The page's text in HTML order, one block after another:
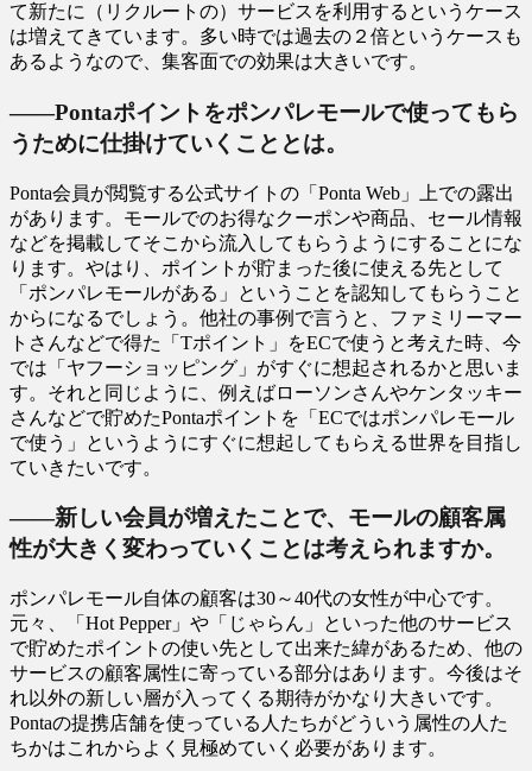
て新たに（リクルートの）サービスを利用するというケース
は増えてきています。多い時では過去の２倍というケースも
あるようなので、集客面での効果は大きいです。
――Pontaポイントをポンパレモールで使ってもら
うために仕掛けていくこととは。
Ponta会員が閲覧する公式サイトの「Ponta Web」上での露出
があります。モールでのお得なクーポンや商品、セール情報
などを掲載してそこから流入してもらうようにすることにな
ります。やはり、ポイントが貯まった後に使える先として
「ポンパレモールがある」ということを認知してもらうこと
からになるでしょう。他社の事例で言うと、ファミリーマー
トさんなどで得た「Tポイント」をECで使うと考えた時、今
では「ヤフーショッピング」がすぐに想起されるかと思いま
す。それと同じように、例えばローソンさんやケンタッキー
さんなどで貯めたPontaポイントを「ECではポンパレモール
で使う」というようにすぐに想起してもらえる世界を目指し
ていきたいです。
――新しい会員が増えたことで、モールの顧客属
性が大きく変わっていくことは考えられますか。
ポンパレモール自体の顧客は30～40代の女性が中心です。
元々、「Hot Pepper」や「じゃらん」といった他のサービス
で貯めたポイントの使い先として出来た緯があるため、他の
サービスの顧客属性に寄っている部分はあります。今後はそ
れ以外の新しい層が入ってくる期待がかなり大きいです。
Pontaの提携店舗を使っている人たちがどういう属性の人た
ちかはこれからよく見極めていく必要があります。